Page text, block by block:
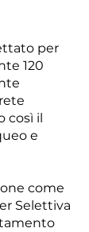
per
120
così il
e
come
Selettiva